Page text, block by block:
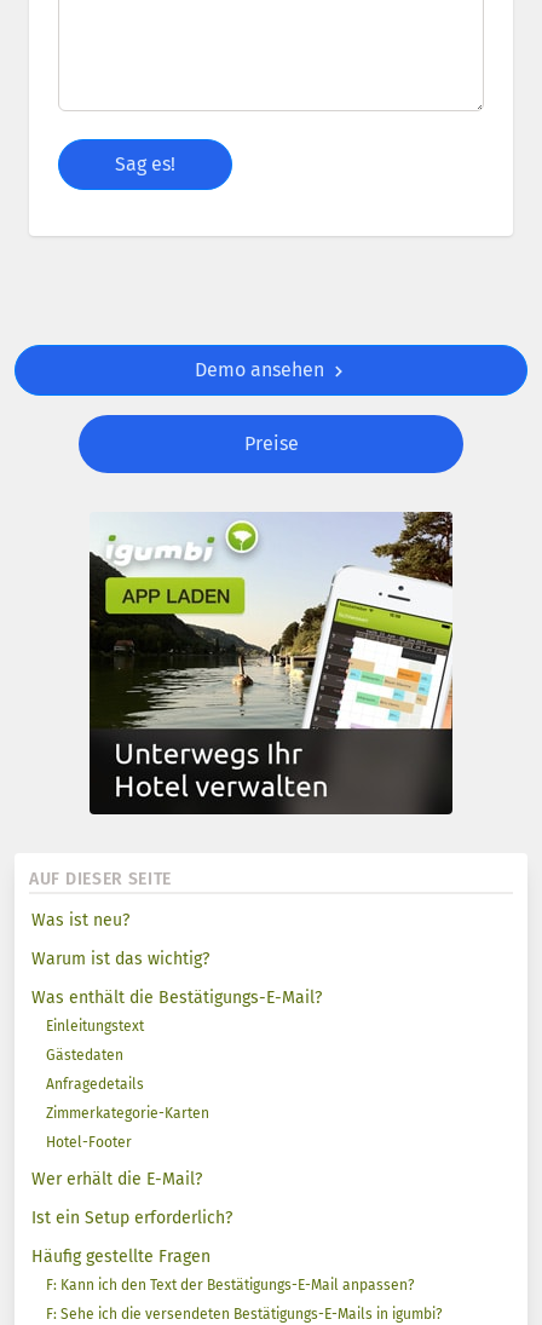
Demo ansehen
Preise
AUF DIESER SEITE
Was ist neu?
Warum ist das wichtig?
Was enthält die Bestätigungs-E-Mail?
Einleitungstext
Gästedaten
Anfragedetails
Zimmerkategorie-Karten
Hotel-Footer
Wer erhält die E-Mail?
Ist ein Setup erforderlich?
Häufig gestellte Fragen
F: Kann ich den Text der Bestätigungs-E-Mail anpassen?
F: Sehe ich die versendeten Bestätigungs-E-Mails in igumbi?